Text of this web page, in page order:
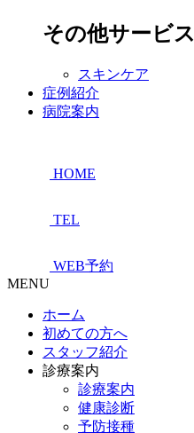
その他サービス
スキンケア
症例紹介
病院案内
HOME
TEL
WEB予約
MENU
ホーム
初めての方へ
スタッフ紹介
診療案内
診療案内
健康診断
予防接種